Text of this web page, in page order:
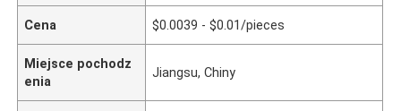
Cena $0.0039 - $0.01/pieces
Miejsce pochodz
enia
Jiangsu, Chiny